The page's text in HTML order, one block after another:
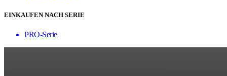
EINKAUFEN NACH SERIE
PRO-Serie